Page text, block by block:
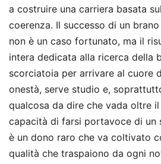
a costruire una carriera basata
coerenza. Il successo di un
non è un caso fortunato, ma il
intera dedicata alla ricerca della
scorciatoia per arrivare al cuore
onestà, serve studio e,
qualcosa da dire che vada oltre
capacità di farsi portavoce di un
è un dono raro che va coltivato
qualità che traspaiono da ogni